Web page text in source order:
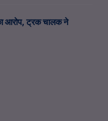
आरोप, ट्रक चालक ने